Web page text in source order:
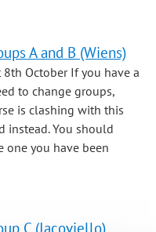
A and B (Wiens)
8th October If you have a
to change groups,
is clashing with this
instead. You should
one you have been
C (Iacoviello)